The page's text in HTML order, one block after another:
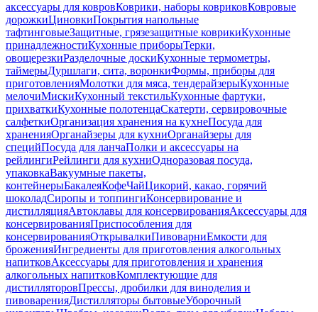
аксессуары для ковровКоврики, наборы ковриковКовровые
дорожкиЦиновкиПокрытия напольные
тафтинговыеЗащитные, грязезащитные коврикиКухонные
принадлежностиКухонные приборыТерки,
овощерезкиРазделочные доскиКухонные термометры,
таймерыДуршлаги, сита, воронкиФормы, приборы для
приготовленияМолотки для мяса, тендерайзерыКухонные
мелочиМискиКухонный текстильКухонные фартуки,
прихваткиКухонные полотенцаСкатерти, сервировочные
салфеткиОрганизация хранения на кухнеПосуда для
храненияОрганайзеры для кухниОрганайзеры для
специйПосуда для ланчаПолки и аксессуары на
рейлингиРейлинги для кухниОдноразовая посуда,
упаковкаВакуумные пакеты,
контейнерыБакалеяКофеЧайЦикорий, какао, горячий
шоколадСиропы и топпингиКонсервирование и
дистилляцияАвтоклавы для консервированияАксессуары для
консервированияПриспособления для
консервированияОткрывалкиПивоварниЕмкости для
броженияИнгредиенты для приготовления алкогольных
напитковАксессуары для приготовления и хранения
алкогольных напитковКомплектующие для
дистилляторовПрессы, дробилки для виноделия и
пивоваренияДистилляторы бытовыеУборочный